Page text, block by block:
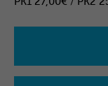
Lorem ipsum